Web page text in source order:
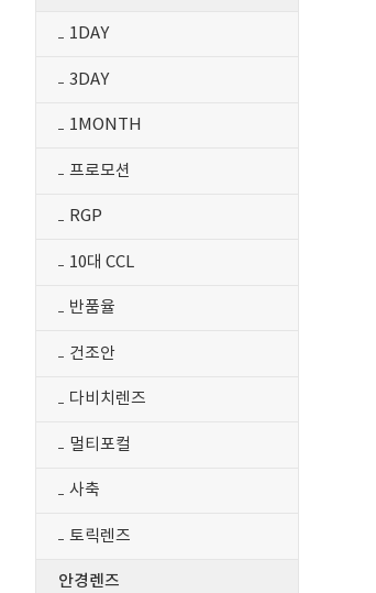
1DAY
3DAY
1MONTH
프로모션
RGP
10대 CCL
반품율
건조안
다비치렌즈
멀티포컬
사축
토릭렌즈
안경렌즈